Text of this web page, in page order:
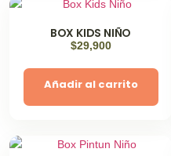
BOX KIDS NIÑO
$29,900
Añadir al carrito